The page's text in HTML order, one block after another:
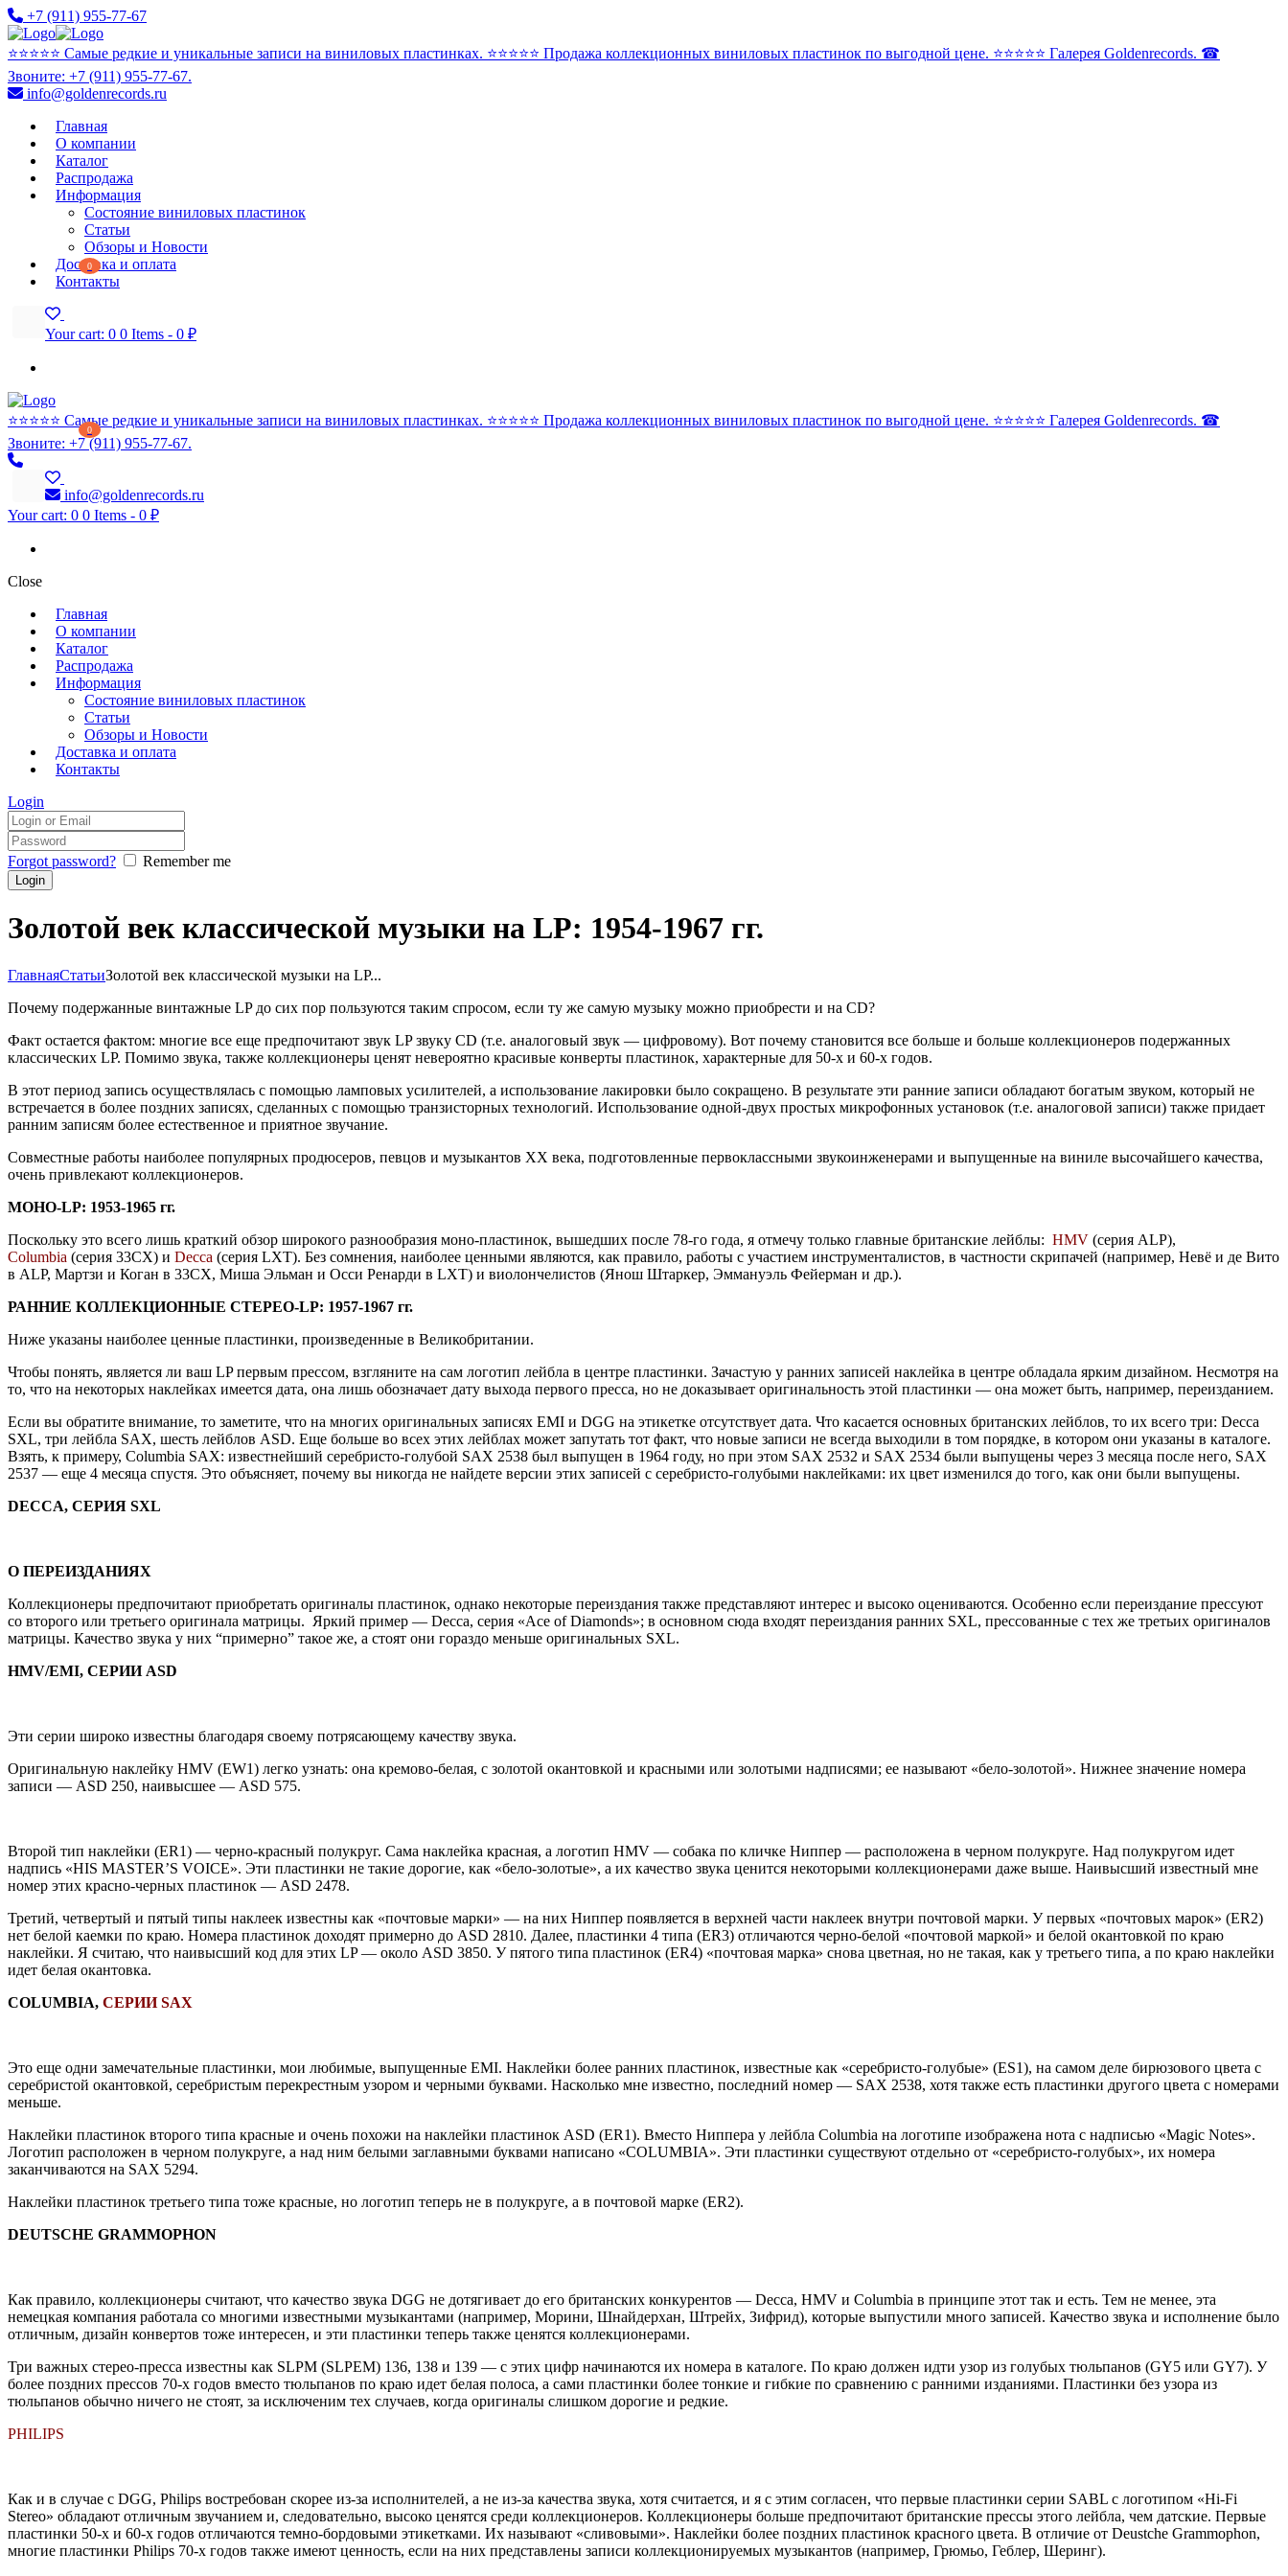
+7 (911) 955-77-67
⭐️⭐️⭐️⭐️⭐️ Самые редкие и уникальные записи на виниловых пластинках. ⭐️⭐️⭐️⭐️⭐️ Продажа коллекционных виниловых пластинок по выгодной цене. ⭐️⭐️⭐️⭐️⭐️ Галерея Goldenrecords. ☎
Звоните: +7 (911) 955-77-67.
info@goldenrecords.ru
Главная
О компании
Каталог
Распродажа
Информация
Состояние виниловых пластинок
Статьи
Обзоры и Новости
Доставка и оплата
Контакты
0
Your cart: 0 0 Items - 0 ₽
⭐️⭐️⭐️⭐️⭐️ Самые редкие и уникальные записи на виниловых пластинках. ⭐️⭐️⭐️⭐️⭐️ Продажа коллекционных виниловых пластинок по выгодной цене. ⭐️⭐️⭐️⭐️⭐️ Галерея Goldenrecords. ☎
Звоните: +7 (911) 955-77-67.
0
info@goldenrecords.ru
Your cart: 0 0 Items - 0 ₽
Close
Главная
О компании
Каталог
Распродажа
Информация
Состояние виниловых пластинок
Статьи
Обзоры и Новости
Доставка и оплата
Контакты
Login
Forgot password? Remember me
Золотой век классической музыки на LP: 1954-1967 гг.
ГлавнаяСтатьиЗолотой век классической музыки на LP...
Почему подержанные винтажные LP до сих пор пользуются таким спросом, если ту же самую музыку можно приобрести и на CD?
Факт остается фактом: многие все еще предпочитают звук LP звуку CD (т.е. аналоговый звук — цифровому). Вот почему становится все больше и больше коллекционеров подержанных
классических LP. Помимо звука, также коллекционеры ценят невероятно красивые конверты пластинок, характерные для 50-х и 60-х годов.
В этот период запись осуществлялась с помощью ламповых усилителей, а использование лакировки было сокращено. В результате эти ранние записи обладают богатым звуком, который не
встречается в более поздних записях, сделанных с помощью транзисторных технологий. Использование одной-двух простых микрофонных установок (т.е. аналоговой записи) также придает
ранним записям более естественное и приятное звучание.
Совместные работы наиболее популярных продюсеров, певцов и музыкантов XX века, подготовленные первоклассными звукоинженерами и выпущенные на виниле высочайшего качества,
очень привлекают коллекционеров.
МОНО-LP: 1953-1965 гг.
Поскольку это всего лишь краткий обзор широкого разнообразия моно-пластинок, вышедших после 78-го года, я отмечу только главные британские лейблы: HMV (серия ALP),
Columbia (серия 33CX) и Decca (серия LXT). Без сомнения, наиболее ценными являются, как правило, работы с участием инструменталистов, в частности скрипачей (например, Невё и де Вито
в ALP, Мартзи и Коган в 33CX, Миша Эльман и Осси Ренарди в LXT) и виолончелистов (Янош Штаркер, Эммануэль Фейерман и др.).
РАННИЕ КОЛЛЕКЦИОННЫЕ СТЕРЕО-LP: 1957-1967 гг.
Ниже указаны наиболее ценные пластинки, произведенные в Великобритании.
Чтобы понять, является ли ваш LP первым прессом, взгляните на сам логотип лейбла в центре пластинки. Зачастую у ранних записей наклейка в центре обладала ярким дизайном. Несмотря на
то, что на некоторых наклейках имеется дата, она лишь обозначает дату выхода первого пресса, но не доказывает оригинальность этой пластинки — она может быть, например, переизданием.
Если вы обратите внимание, то заметите, что на многих оригинальных записях EMI и DGG на этикетке отсутствует дата. Что касается основных британских лейблов, то их всего три: Decca
SXL, три лейбла SAX, шесть лейблов ASD. Еще больше во всех этих лейблах может запутать тот факт, что новые записи не всегда выходили в том порядке, в котором они указаны в каталоге.
Взять, к примеру, Columbia SAX: известнейший серебристо-голубой SAX 2538 был выпущен в 1964 году, но при этом SAX 2532 и SAX 2534 были выпущены через 3 месяца после него, SAX
2537 — еще 4 месяца спустя. Это объясняет, почему вы никогда не найдете версии этих записей с серебристо-голубыми наклейками: их цвет изменился до того, как они были выпущены.
DECCA, СЕРИЯ SXL
О ПЕРЕИЗДАНИЯХ
Коллекционеры предпочитают приобретать оригиналы пластинок, однако некоторые переиздания также представляют интерес и высоко оцениваются. Особенно если переиздание прессуют
со второго или третьего оригинала матрицы. Яркий пример — Decca, серия «Ace of Diamonds»; в основном сюда входят переиздания ранних SXL, прессованные с тех же третьих оригиналов
матрицы. Качество звука у них “примерно” такое же, а стоят они гораздо меньше оригинальных SXL.
HMV/EMI, СЕРИИ ASD
Эти серии широко известны благодаря своему потрясающему качеству звука.
Оригинальную наклейку HMV (EW1) легко узнать: она кремово-белая, с золотой окантовкой и красными или золотыми надписями; ее называют «бело-золотой». Нижнее значение номера
записи — ASD 250, наивысшее — ASD 575.
Второй тип наклейки (ER1) — черно-красный полукруг. Сама наклейка красная, а логотип HMV — собака по кличке Ниппер — расположена в черном полукруге. Над полукругом идет
надпись «HIS MASTER’S VOICE». Эти пластинки не такие дорогие, как «бело-золотые», а их качество звука ценится некоторыми коллекционерами даже выше. Наивысший известный мне
номер этих красно-черных пластинок — ASD 2478.
Третий, четвертый и пятый типы наклеек известны как «почтовые марки» — на них Ниппер появляется в верхней части наклеек внутри почтовой марки. У первых «почтовых марок» (ER2)
нет белой каемки по краю. Номера пластинок доходят примерно до ASD 2810. Далее, пластинки 4 типа (ER3) отличаются черно-белой «почтовой маркой» и белой окантовкой по краю
наклейки. Я считаю, что наивысший код для этих LP — около ASD 3850. У пятого типа пластинок (ER4) «почтовая марка» снова цветная, но не такая, как у третьего типа, а по краю наклейки
идет белая окантовка.
COLUMBIA, СЕРИИ SAX
Это еще одни замечательные пластинки, мои любимые, выпущенные EMI. Наклейки более ранних пластинок, известные как «серебристо-голубые» (ES1), на самом деле бирюзового цвета с
серебристой окантовкой, серебристым перекрестным узором и черными буквами. Насколько мне известно, последний номер — SAX 2538, хотя также есть пластинки другого цвета с номерами
меньше.
Наклейки пластинок второго типа красные и очень похожи на наклейки пластинок ASD (ER1). Вместо Ниппера у лейбла Columbia на логотипе изображена нота с надписью «Magic Notes».
Логотип расположен в черном полукруге, а над ним белыми заглавными буквами написано «COLUMBIA». Эти пластинки существуют отдельно от «серебристо-голубых», их номера
заканчиваются на SAX 5294.
Наклейки пластинок третьего типа тоже красные, но логотип теперь не в полукруге, а в почтовой марке (ER2).
DEUTSCHE GRAMMOPHON
Как правило, коллекционеры считают, что качество звука DGG не дотягивает до его британских конкурентов — Decca, HMV и Columbia в принципе этот так и есть. Тем не менее, эта
немецкая компания работала со многими известными музыкантами (например, Морини, Шнайдерхан, Штрейх, Зифрид), которые выпустили много записей. Качество звука и исполнение было
отличным, дизайн конвертов тоже интересен, и эти пластинки теперь также ценятся коллекционерами.
Три важных стерео-пресса известны как SLPM (SLPEM) 136, 138 и 139 — с этих цифр начинаются их номера в каталоге. По краю должен идти узор из голубых тюльпанов (GY5 или GY7). У
более поздних прессов 70-х годов вместо тюльпанов по краю идет белая полоса, а сами пластинки более тонкие и гибкие по сравнению с ранними изданиями. Пластинки без узора из
тюльпанов обычно ничего не стоят, за исключеним тех случаев, когда оригиналы слишком дорогие и редкие.
PHILIPS
Как и в случае с DGG, Philips востребован скорее из-за исполнителей, а не из-за качества звука, хотя считается, и я с этим согласен, что первые пластинки серии SABL с логотипом «Hi-Fi
Stereo» обладают отличным звучанием и, следовательно, высоко ценятся среди коллекционеров. Коллекционеры больше предпочитают британские прессы этого лейбла, чем датские. Первые
пластинки 50-х и 60-х годов отличаются темно-бордовыми этикетками. Их называют «сливовыми». Наклейки более поздних пластинок красного цвета. В отличие от Deustche Grammophon,
многие пластинки Philips 70-х годов также имеют ценность, если на них представлены записи коллекционируемых музыкантов (например, Грюмьо, Геблер, Шеринг).